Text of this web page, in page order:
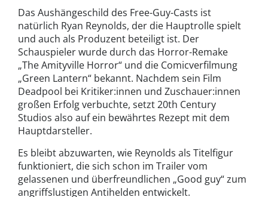
Das Aushängeschild des Free-Guy-Casts ist
natürlich Ryan Reynolds, der die Hauptrolle spielt
und auch als Produzent beteiligt ist. Der
Schauspieler wurde durch das Horror-Remake
„The Amityville Horror“ und die Comicverfilmung
„Green Lantern“ bekannt. Nachdem sein Film
Deadpool bei Kritiker:innen und Zuschauer:innen
großen Erfolg verbuchte, setzt 20th Century
Studios also auf ein bewährtes Rezept mit dem
Hauptdarsteller.
Es bleibt abzuwarten, wie Reynolds als Titelfigur
funktioniert, die sich schon im Trailer vom
gelassenen und überfreundlichen „Good guy“ zum
angriffslustigen Antihelden entwickelt.